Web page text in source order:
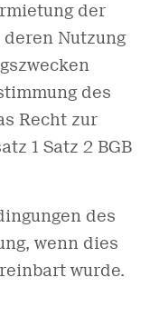
der
Nutzung
des
Recht zur
1 Satz 2 BGB
des
wenn dies
wurde.